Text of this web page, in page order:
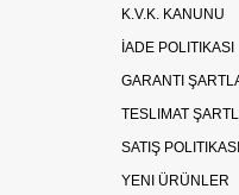
K.V.K. KANUNU
İADE POLITIKASI
GARANTI
TESLIMAT
SATIŞ
YENI ÜRÜNLER